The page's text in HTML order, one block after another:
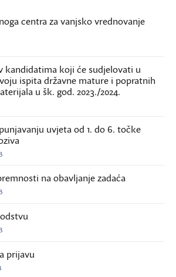
centra za vanjsko vrednovanje
kandidatima koji će sudjelovati u
ispita državne mature i popratnih
u šk. god. 2023./2024.
uvjeta od 1. do 6. točke
na obavljanje zadaća
prijavu